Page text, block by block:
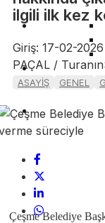
ilgili ilk kez
Giriş: 17-02-
PAÇAL /
ASAYİŞ GENEL
Çeşme Belediye